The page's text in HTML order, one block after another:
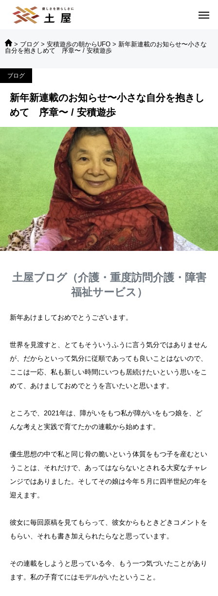
> ブログ > 安積遊歩の朝からUFO > 新年新連載のお知らせ〜小さな
自分を抱きしめて 序章〜 / 安積遊歩
ブログ
新年新連載のお知らせ〜小さな自分を抱きし
めて 序章〜 / 安積遊歩
土屋ブログ（介護・重度訪問介護・障害
福祉サービス）
新年あけましておめでとうございます。
世界を見渡すと、とてもそういうふうに言う気分ではありません
が、だからといって気分に従順であっても良いことはないので、
ここは一応、私も新しい時間にいつも居続けたいという思いをこ
めて、あけましておめでとうを言いたいと思います。
ところで、2021年は、障がいをもつ私が障がいをもつ娘を、ど
んな考えと実践で育てたかの連載から始めます。
優生思想の中で私と同じ骨の脆いという体質をもつ子を産むとい
うことは、それだけで、あってはならないとされる大変なチャレ
ンジではありました。そしてその娘は今年５月に四半世紀の年を
迎えます。
彼女に毎回原稿を見てもらって、彼女からもときどきコメントを
もらい、それも書き加えられたらなと思っています。
その連載をしようと思っている今、もう一つ気づいたことがあり
ます。私の子育てにはモデルがいたということ。